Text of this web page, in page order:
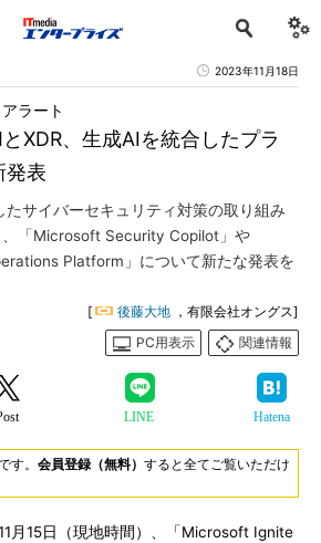
2023年11月18日
XDR、生成AIを統合したプラ
発表
ラート
サイバーセキュリティ対策の取り組み
、「Microsoft Security Copilot」や
Platform」について新たな発表を
[ 後藤大地 ，有限会社オングス]
PC用表示
関連情報
LINE Hatena
す。 会員登録（無料） すると全てご覧いただけ
月15日（現地時間）、「Microsoft Ignite